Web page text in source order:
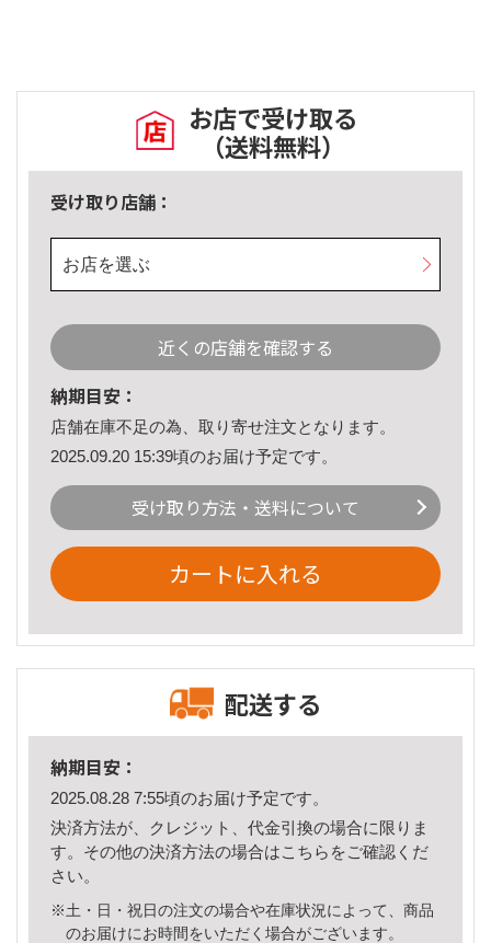
お店で受け取る
（送料無料）
受け取り店舗：
お店を選ぶ
近くの店舗を確認する
納期目安：
店舗在庫不足の為、取り寄せ注文となります。
2025.09.20 15:39頃のお届け予定です。
受け取り方法・送料について
カートに入れる
配送する
納期目安：
2025.08.28 7:55頃のお届け予定です。
決済方法が、クレジット、代金引換の場合に限りま
す。その他の決済方法の場合はこちら をご確認くだ
さい。
※土・日・祝日の注文の場合や在庫状況によって、商品
のお届けにお時間をいただく場合がございます。